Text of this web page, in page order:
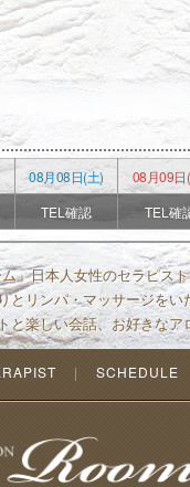
08月08日(土) 08月09日
TEL確認 TEL確
ム」日本人女性のセラピ
とリンパ・マッサージをい
と楽しい会話、お好きな
SCHEDULE